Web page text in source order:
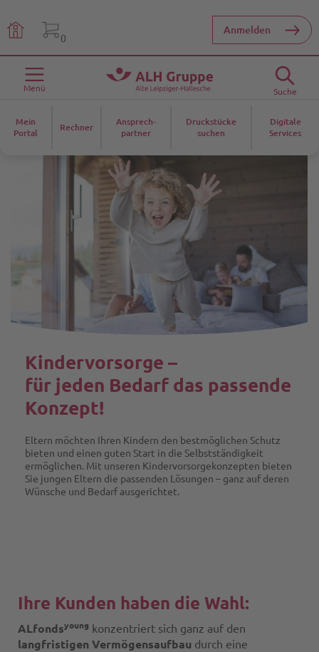
Home
0
Anmelden
Menü Suche
Mein
Portal
Rechner
Ansprech­­
partner
Druckstücke
suchen
Digitale
Services
Kindervorsorge –
für jeden Bedarf das passende
Konzept!
Eltern möchten Ihren Kindern den bestmöglichen Schutz
bieten und einen guten Start in die Selbstständigkeit
ermöglichen. Mit unseren Kindervorsorgekonzepten bieten
Sie jungen Eltern die passenden Lösungen – ganz auf deren
Wünsche und Bedarf ausgerichtet.
Ihre Kunden haben die Wahl:
ALfondsyoung konzentriert sich ganz auf den
langfristigen Vermögensaufbau durch eine